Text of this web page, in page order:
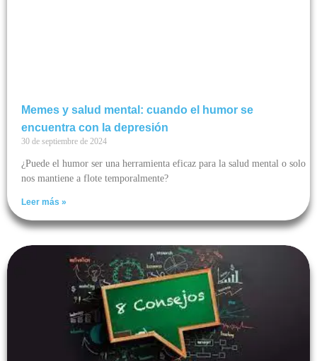
Memes y salud mental: cuando el humor se
encuentra con la depresión
30 de septiembre de 2024
¿Puede el humor ser una herramienta eficaz para la salud mental o solo
nos mantiene a flote temporalmente?
Leer más »